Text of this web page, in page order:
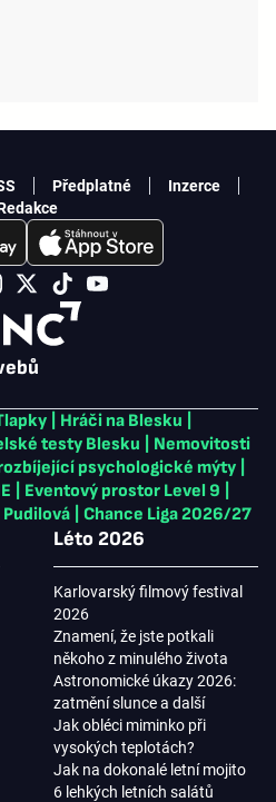
Hráči na Blesku
testy Blesku
Nemovitosti
psychologické mýty
Eventový prostor Level 9
Pudilová
Chance Liga 2026/27
Léto 2026
Karlovarský filmový festival
2026
Znamení, že jste potkali
někoho z minulého života
Astronomické úkazy 2026:
zatmění slunce a další
Jak obléci miminko při
vysokých teplotách?
Jak na dokonalé letní mojito
6 lehkých letních salátů
Předplatné
Inzerce